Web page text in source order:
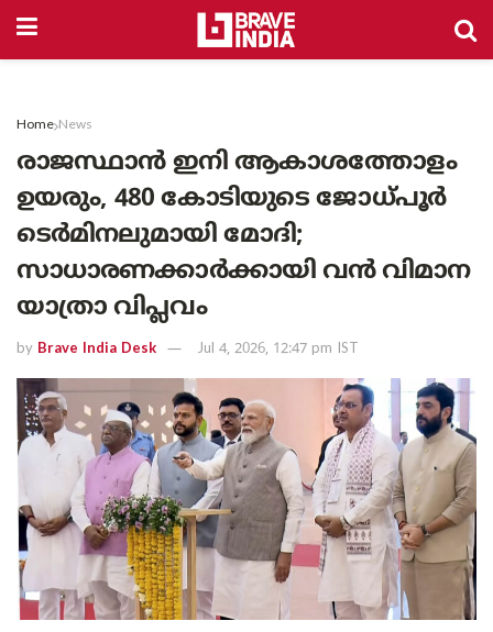
Home News
രാജസ്ഥാൻ ഇനി ആകാശത്തോളം
ഉയരും, 480 കോടിയുടെ ജോധ്പൂർ
ടെർമിനലുമായി മോദി;
സാധാരണക്കാർക്കായി വൻ വിമാന
യാത്രാ വിപ്ലവം
by Brave India Desk Jul 4, 2026, 12:47 pm IST